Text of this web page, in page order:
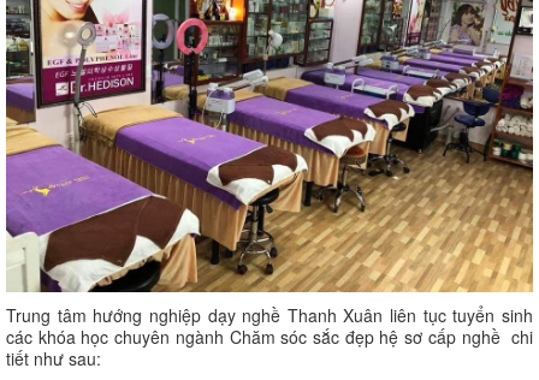
Trung tâm hướng nghiệp dạy nghề Thanh Xuân liên tục tuyển sinh
các khóa học chuyên ngành Chăm sóc sắc đẹp hệ sơ cấp nghề chi
tiết như sau: